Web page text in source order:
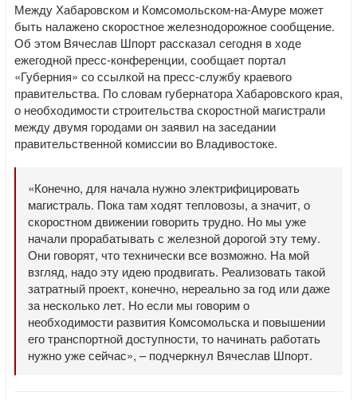
Между Хабаровском и Комсомольском-на-Амуре может
быть налажено скоростное железнодорожное сообщение.
Об этом Вячеслав Шпорт рассказал сегодня в ходе
ежегодной пресс-конференции, сообщает портал
«Губерния» со ссылкой на пресс-службу краевого
правительства. По словам губернатора Хабаровского края,
о необходимости строительства скоростной магистрали
между двумя городами он заявил на заседании
правительственной комиссии во Владивостоке.
«Конечно, для начала нужно электрифицировать
магистраль. Пока там ходят тепловозы, а значит, о
скоростном движении говорить трудно. Но мы уже
начали прорабатывать с железной дорогой эту тему.
Они говорят, что технически все возможно. На мой
взгляд, надо эту идею продвигать. Реализовать такой
затратный проект, конечно, нереально за год или даже
за несколько лет. Но если мы говорим о
необходимости развития Комсомольска и повышении
его транспортной доступности, то начинать работать
нужно уже сейчас», – подчеркнул Вячеслав Шпорт.